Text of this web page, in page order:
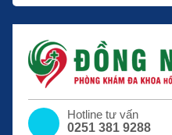
Hotline tư vấn
0251 381 9288